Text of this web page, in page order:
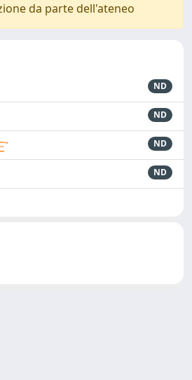
da parte dell'ateneo
ND
ND
ND
ND